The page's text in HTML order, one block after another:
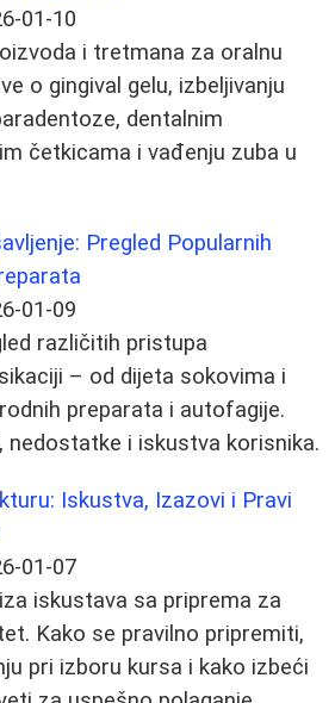
01-10
i tretmana za oralnu
o gingival gelu, izbeljivanju
dentalnim
četkicama i vađenju zuba u
Pregled Popularnih
01-09
različitih pristupa
– od dijeta sokovima i
preparata i autofagije.
nedostatke i iskustva korisnika.
Iskustva, Izazovi i Pravi
01-07
iskustava sa priprema za
Kako se pravilno pripremiti,
pri izboru kursa i kako izbeći